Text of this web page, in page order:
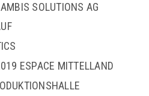
SOLUTIONS AG
ESPACE MITTELLAND